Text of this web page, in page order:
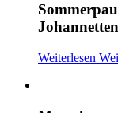
Weiterlesen